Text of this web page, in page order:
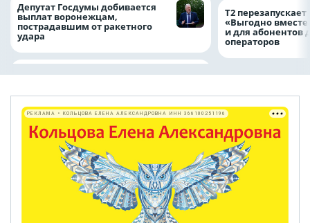
Депутат Госдумы добивается
выплат воронежцам,
пострадавшим от ракетного
удара
Т2
«Выгодно
и для абонентов
операторов
РЕКЛАМА • КОЛЬЦОВА ЕЛЕНА АЛЕКСАНДРОВНА ИНН 366100251196